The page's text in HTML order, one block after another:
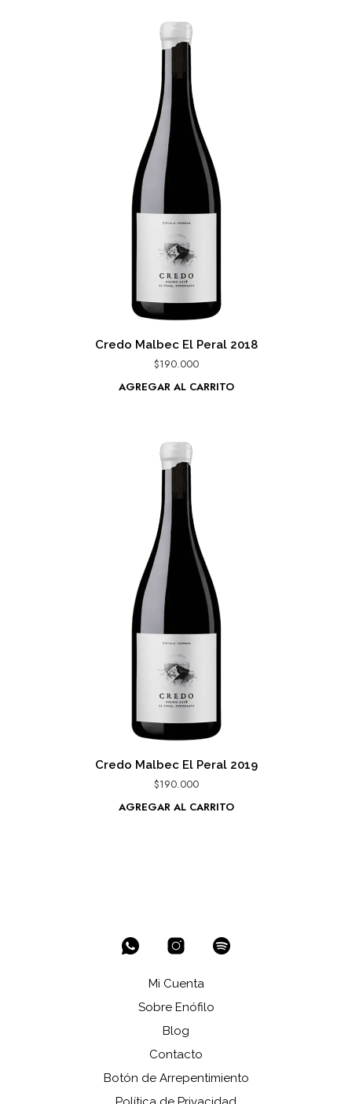
Credo Malbec El Peral 2018
$190.000
AGREGAR AL CARRITO
Credo Malbec El Peral 2019
$190.000
AGREGAR AL CARRITO
Mi Cuenta
Sobre Enófilo
Blog
Contacto
Botón de Arrepentimiento